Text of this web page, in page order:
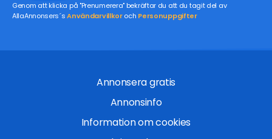
Genom att klicka på "Prenumerera" bekräftar du att du tagit del av
AllaAnnonsers´sAnvändarvillkoroch Personuppgifter
Annonsera gratis
Annonsinfo
Information om cookies